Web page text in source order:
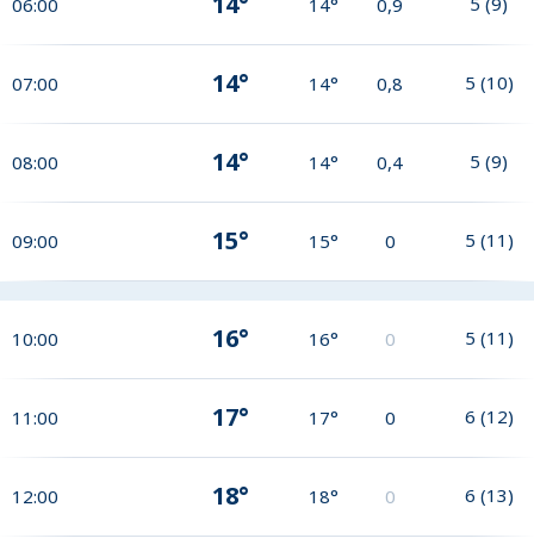
07:00 14° 14° 0,8 5 (10)
08:00 14° 14° 0,4 5 (9)
09:00 15° 15° 0 5 (11)
10:00 16° 16° 0 5 (11)
11:00 17° 17° 0 6 (12)
12:00 18° 18° 0 6 (13)